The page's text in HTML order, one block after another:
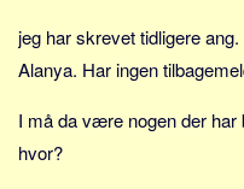
Tyrkiet
Spanien
jeg har skrevet tidligere
Alanya. Har ingen
I må da være nogen der har
hvor?